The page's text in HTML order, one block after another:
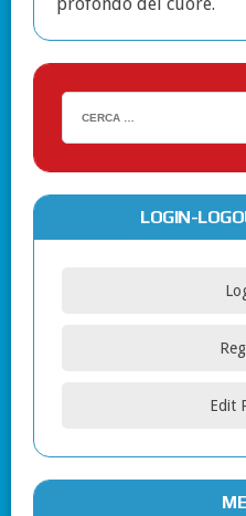
profondo del cuore.
LOGIN-
Edit